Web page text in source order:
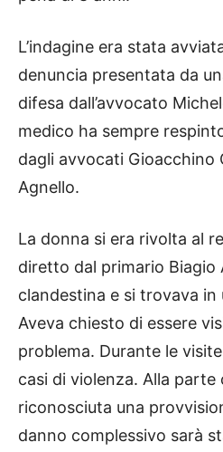
L’indagine era stata
denuncia presentata da
difesa dall’avvocato
medico ha sempre
dagli avvocati Gioacchino
Agnello.
La donna si era rivolta al
diretto dal primario Biagio
clandestina e si trovava in
Aveva chiesto di essere
problema. Durante le
casi di violenza. Alla parte
riconosciuta una
danno complessivo sarà